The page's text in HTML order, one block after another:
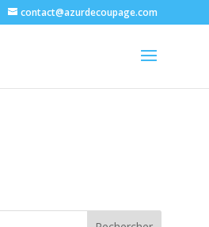
contact@azurdecoupage.com